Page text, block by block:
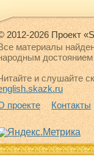
2012-2026 Проект
материалы
достоянием
и слушайте
проекте
Контакты